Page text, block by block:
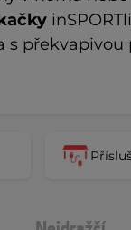
s překvapivou